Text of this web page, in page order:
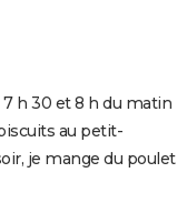
7 h 30 et 8 h du matin
au petit-
je mange du poulet